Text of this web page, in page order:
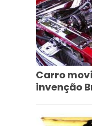
Carro
invenção